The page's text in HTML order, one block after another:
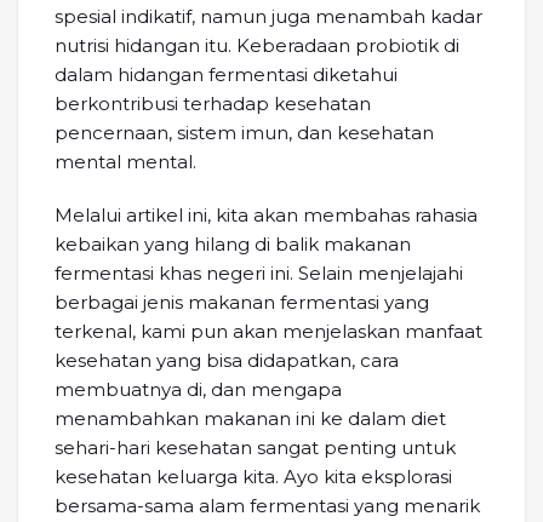
spesial indikatif, namun juga menambah kadar
nutrisi hidangan itu. Keberadaan probiotik di
dalam hidangan fermentasi diketahui
berkontribusi terhadap kesehatan
pencernaan, sistem imun, dan kesehatan
mental mental.
Melalui artikel ini, kita akan membahas rahasia
kebaikan yang hilang di balik makanan
fermentasi khas negeri ini. Selain menjelajahi
berbagai jenis makanan fermentasi yang
terkenal, kami pun akan menjelaskan manfaat
kesehatan yang bisa didapatkan, cara
membuatnya di, dan mengapa
menambahkan makanan ini ke dalam diet
sehari-hari kesehatan sangat penting untuk
kesehatan keluarga kita. Ayo kita eksplorasi
bersama-sama alam fermentasi yang menarik